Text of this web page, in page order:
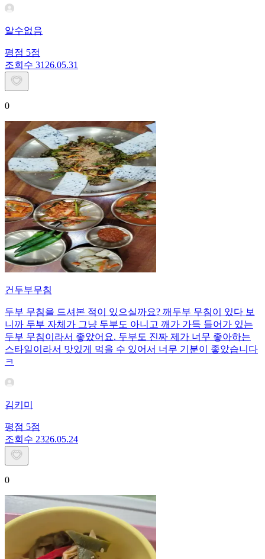
알수없음
평점 5점
조회수 31 26.05.31
0
건두부무침
두부 무침을 드셔본 적이 있으실까요? 깨두부 무침이 있다 보
니까 두부 자체가 그냥 두부도 아니고 깨가 가득 들어가 있는
두부 무침이라서 좋았어요. 두부도 진짜 제가 너무 좋아하는
스타일이라서 맛있게 먹을 수 있어서 너무 기분이 좋았습니다
ㅋ
김키미
평점 5점
조회수 2326.05.24
0